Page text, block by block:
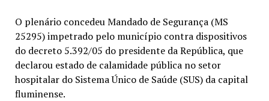
O plenário concedeu Mandado de Segurança (MS
25295) impetrado pelo município contra dispositivos
do decreto 5.392/05 do presidente da República, que
declarou estado de calamidade pública no setor
hospitalar do Sistema Único de Saúde (SUS) da capital
fluminense.